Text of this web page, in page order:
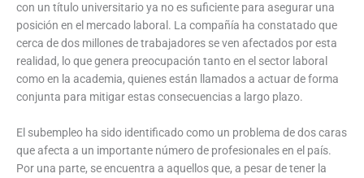
con un título universitario ya no es suficiente para asegurar una
posición en el mercado laboral. La compañía ha constatado que
cerca de dos millones de trabajadores se ven afectados por esta
realidad, lo que genera preocupación tanto en el sector laboral
como en la academia, quienes están llamados a actuar de forma
conjunta para mitigar estas consecuencias a largo plazo.
El subempleo ha sido identificado como un problema de dos caras
que afecta a un importante número de profesionales en el país.
Por una parte, se encuentra a aquellos que, a pesar de tener la